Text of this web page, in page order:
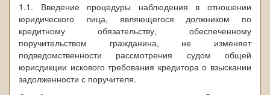
1.1. Введение процедуры наблюдения в отношении
юридического лица, являющегося должником по
кредитному обязательству, обеспеченному
поручительством гражданина, не изменяет
подведомственности рассмотрения судом общей
юрисдикции искового требования кредитора о взыскании
задолженности с поручителя.